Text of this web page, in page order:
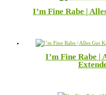
I’m Fine Rabe |
I’m Fine Rabe |